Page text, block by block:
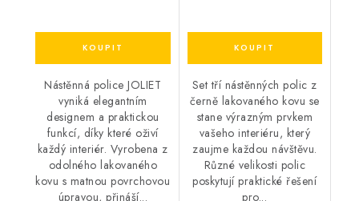
Nástěnná police JOLIET
vyniká elegantním
designem a praktickou
funkcí, díky které oživí
každý interiér. Vyrobena z
odolného lakovaného
kovu s matnou povrchovou
úpravou, přináší...
Set tří nástěnných polic z
černě lakovaného kovu se
stane výrazným prvkem
vašeho interiéru, který
zaujme každou návštěvu.
Různé velikosti polic
poskytují praktické řešení
pro...